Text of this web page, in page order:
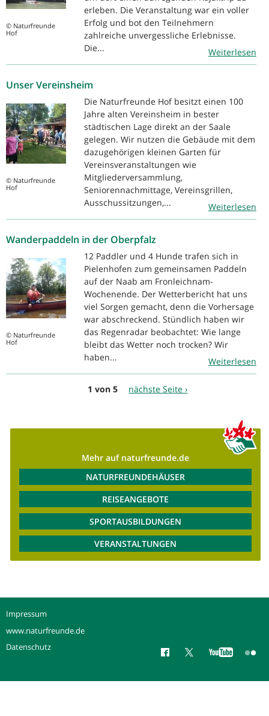
© Naturfreunde
Hof
erleben. Die Veranstaltung war ein voller
Erfolg und bot den Teilnehmern
zahlreiche unvergessliche Erlebnisse.
Die...
Weiterlesen
Unser Vereinsheim
© Naturfreunde
Hof
Die Naturfreunde Hof besitzt einen 100
Jahre alten Vereinsheim in bester
städtischen Lage direkt an der Saale
gelegen. Wir nutzen die Gebäude mit dem
dazugehörigen kleinen Garten für
Vereinsveranstaltungen wie
Mitgliederversammlung,
Seniorennachmittage, Vereinsgrillen,
Ausschussitzungen,...
Weiterlesen
Wanderpaddeln in der Oberpfalz
© Naturfreunde
Hof
12 Paddler und 4 Hunde trafen sich in
Pielenhofen zum gemeinsamen Paddeln
auf der Naab am Fronleichnam-
Wochenende. Der Wetterbericht hat uns
viel Sorgen gemacht, denn die Vorhersage
war abschreckend. Stündlich haben wir
das Regenradar beobachtet: Wie lange
bleibt das Wetter noch trocken? Wir
haben...
Weiterlesen
1 von 5 nächste Seite ›
Mehr auf naturfreunde.de
NATURFREUNDEHÄUSER
REISEANGEBOTE
SPORTAUSBILDUNGEN
VERANSTALTUNGEN
Impressum
www.naturfreunde.de
Datenschutz